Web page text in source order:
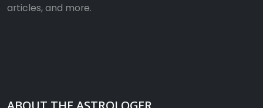
articles, and more.